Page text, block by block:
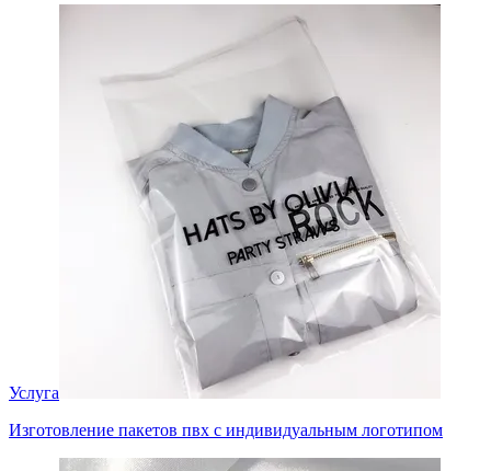
Услуга
Изготовление пакетов пвх с индивидуальным логотипом